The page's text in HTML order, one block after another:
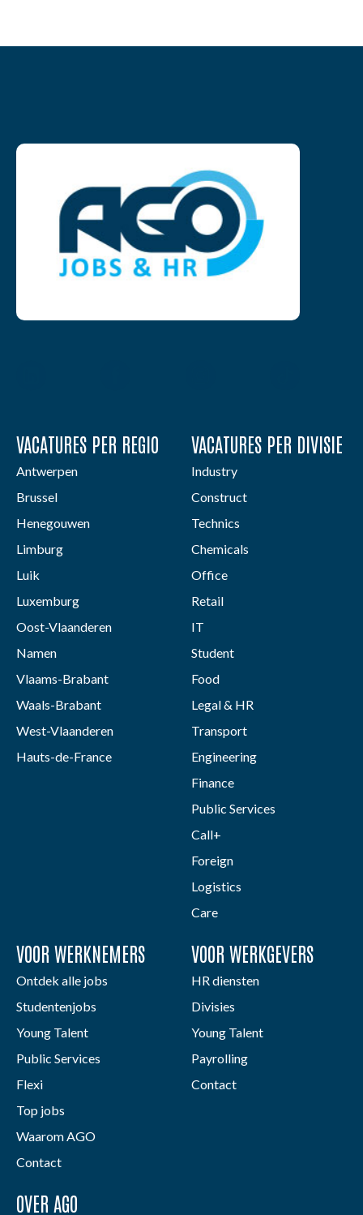
VACATURES PER REGIO
Antwerpen
Brussel
Henegouwen
Limburg
Luik
Luxemburg
Oost-Vlaanderen
Namen
Vlaams-Brabant
Waals-Brabant
West-Vlaanderen
Hauts-de-France
VACATURES PER DIVISIE
Industry
Construct
Technics
Chemicals
Office
Retail
IT
Student
Food
Legal & HR
Transport
Engineering
Finance
Public Services
Call+
Foreign
Logistics
Care
VOOR WERKNEMERS
Ontdek alle jobs
Studentenjobs
Young Talent
Public Services
Flexi
Top jobs
Waarom AGO
Contact
VOOR WERKGEVERS
HR diensten
Divisies
Young Talent
Payrolling
Contact
OVER AGO